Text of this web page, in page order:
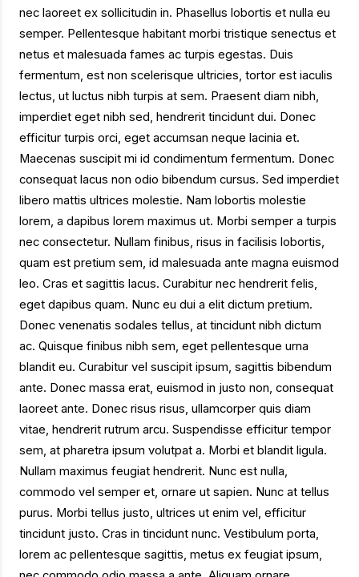
nec laoreet ex sollicitudin in. Phasellus lobortis et nulla eu
semper. Pellentesque habitant morbi tristique senectus et
netus et malesuada fames ac turpis egestas. Duis
fermentum, est non scelerisque ultricies, tortor est iaculis
lectus, ut luctus nibh turpis at sem. Praesent diam nibh,
imperdiet eget nibh sed, hendrerit tincidunt dui. Donec
efficitur turpis orci, eget accumsan neque lacinia et.
Maecenas suscipit mi id condimentum fermentum. Donec
consequat lacus non odio bibendum cursus. Sed imperdiet
libero mattis ultrices molestie. Nam lobortis molestie
lorem, a dapibus lorem maximus ut. Morbi semper a turpis
nec consectetur. Nullam finibus, risus in facilisis lobortis,
quam est pretium sem, id malesuada ante magna euismod
leo. Cras et sagittis lacus. Curabitur nec hendrerit felis,
eget dapibus quam. Nunc eu dui a elit dictum pretium.
Donec venenatis sodales tellus, at tincidunt nibh dictum
ac. Quisque finibus nibh sem, eget pellentesque urna
blandit eu. Curabitur vel suscipit ipsum, sagittis bibendum
ante. Donec massa erat, euismod in justo non, consequat
laoreet ante. Donec risus risus, ullamcorper quis diam
vitae, hendrerit rutrum arcu. Suspendisse efficitur tempor
sem, at pharetra ipsum volutpat a. Morbi et blandit ligula.
Nullam maximus feugiat hendrerit. Nunc est nulla,
commodo vel semper et, ornare ut sapien. Nunc at tellus
purus. Morbi tellus justo, ultrices ut enim vel, efficitur
tincidunt justo. Cras in tincidunt nunc. Vestibulum porta,
lorem ac pellentesque sagittis, metus ex feugiat ipsum,